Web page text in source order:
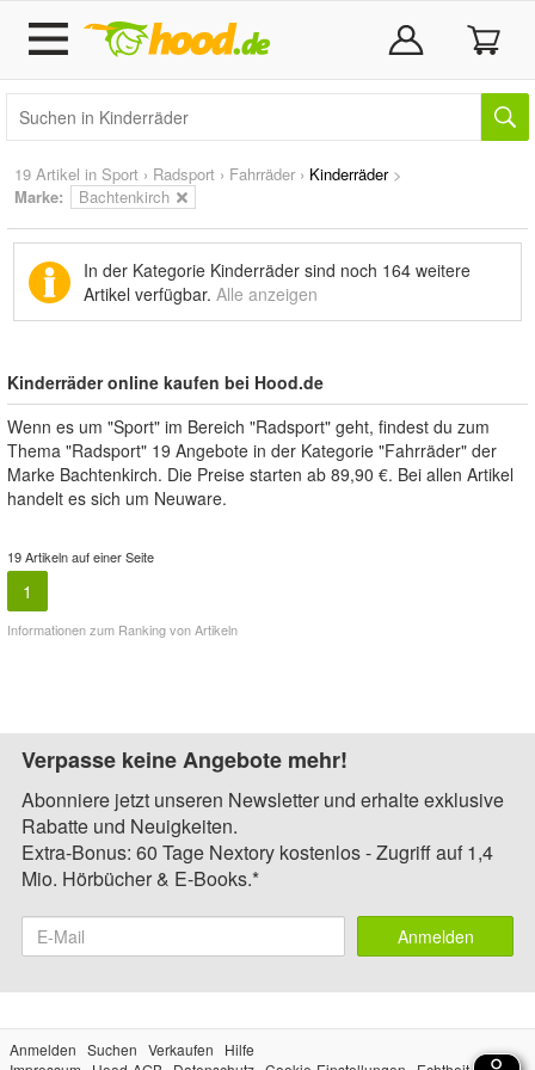
19 Artikel in Sport › Radsport › Fahrräder › Kinderräder>
Marke: Bachtenkirch
In der Kategorie Kinderräder sind noch 164 weitere
Artikel verfügbar. Alle anzeigen
Kinderräder online kaufen bei Hood.de
Wenn es um "Sport" im Bereich "Radsport" geht, findest du zum
Thema "Radsport" 19 Angebote in der Kategorie "Fahrräder" der
Marke Bachtenkirch. Die Preise starten ab 89,90 €. Bei allen Artikel
handelt es sich um Neuware.
19 Artikeln auf einer Seite
1
Informationen zum Ranking von Artikeln
Verpasse keine Angebote mehr!
Abonniere jetzt unseren Newsletter und erhalte exklusive
Rabatte und Neuigkeiten.
Extra-Bonus: 60 Tage Nextory kostenlos - Zugriff auf 1,4
Mio. Hörbücher & E-Books.*
Anmelden
Anmelden Suchen Verkaufen
Hilfe